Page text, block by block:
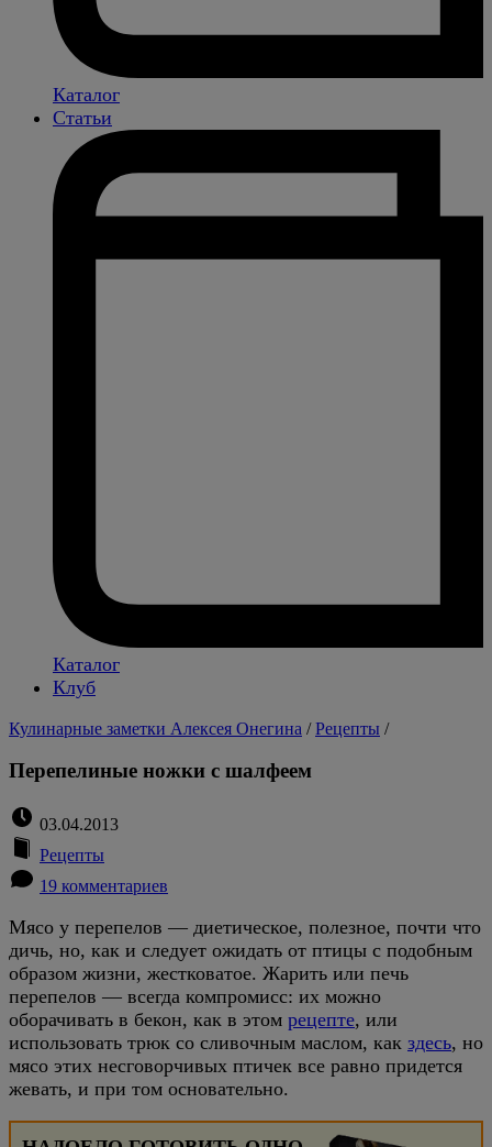
Каталог
Статьи
Каталог
Клуб
Кулинарные заметки Алексея Онегина /Рецепты /
Перепелиные ножки с шалфеем
03.04.2013
Рецепты
19 комментариев
Мясо у перепелов — диетическое, полезное, почти что
дичь, но, как и следует ожидать от птицы с подобным
образом жизни, жестковатое. Жарить или печь
перепелов — всегда компромисс: их можно
оборачивать в бекон, как в этом рецепте, или
использовать трюк со сливочным маслом, как здесь, но
мясо этих несговорчивых птичек все равно придется
жевать, и при том основательно.